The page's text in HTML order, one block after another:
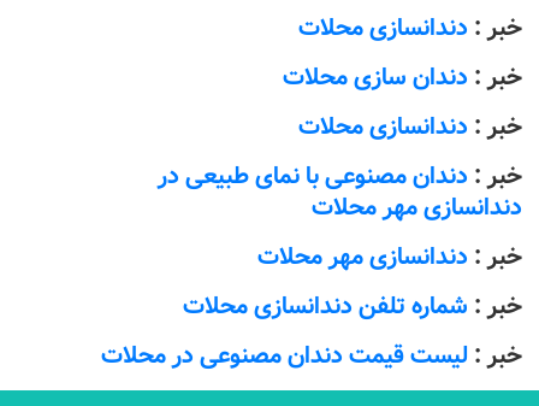
خبر : دندانسازی محلات
خبر : دندان سازی محلات
خبر : دندانسازی محلات
خبر : دندان مصنوعی با نمای طبیعی در
دندانسازی مهر محلات
خبر : دندانسازی مهر محلات
خبر : شماره تلفن دندانسازی محلات
خبر :لیست قیمت دندان مصنوعی در محلات